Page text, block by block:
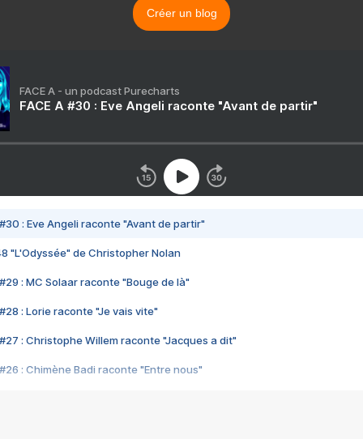
Créer un blog
FACE A - un podcast Purecharts
FACE A #30 : Eve Angeli raconte "Avant de partir"
#30 : Eve Angeli raconte "Avant de partir"
"L'Odyssée" de Christopher Nolan
#29 : MC Solaar raconte "Bouge de là"
#28 : Lorie raconte "Je vais vite"
#27 : Christophe Willem raconte "Jacques a dit"
#26 : Chimène Badi raconte "Entre nous"